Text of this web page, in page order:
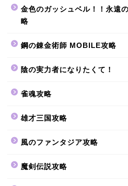
金色のガッシュベル！！永遠
略
鋼の錬金術師 MOBILE攻略
陰の実力者になりたくて！
雀魂攻略
雄才三国攻略
風のファンタジア攻略
魔剣伝説攻略